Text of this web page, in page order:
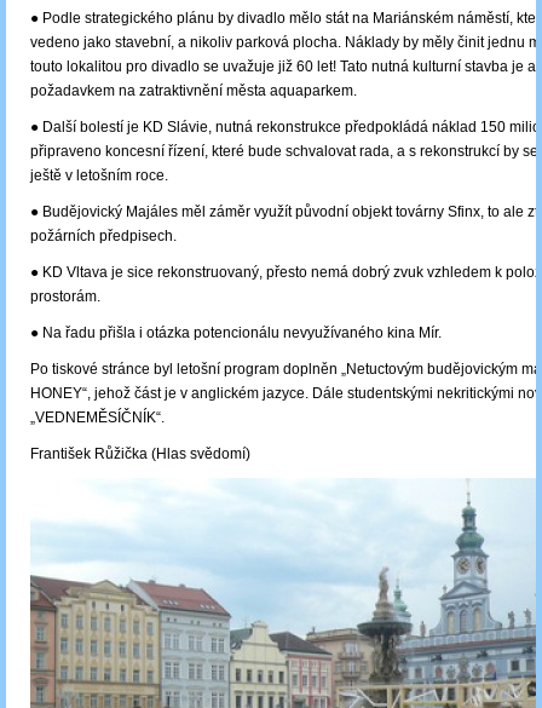
● Podle strategického plánu by divadlo mělo stát na Mariánském náměstí,
vedeno jako stavební, a nikoliv parková plocha. Náklady by měly činit jednu
touto lokalitou pro divadlo se uvažuje již 60 let! Tato nutná kulturní stavba je
požadavkem na zatraktivnění města aquaparkem.
● Další bolestí je KD Slávie, nutná rekonstrukce předpokládá náklad 150
připraveno koncesní řízení, které bude schvalovat rada, a s rekonstrukcí by se
ještě v letošním roce.
● Budějovický Majáles měl záměr využít původní objekt továrny Sfinx, to ale
požárních předpisech.
● KD Vltava je sice rekonstruovaný, přesto nemá dobrý zvuk vzhledem k
prostorám.
● Na řadu přišla i otázka potencionálu nevyužívaného kina Mír.
Po tiskové stránce byl letošní program doplněn „Netuctovým budějovickým
HONEY“, jehož část je v anglickém jazyce. Dále studentskými nekritickými
„VEDNEMĚSÍČNÍK“.
František Růžička (Hlas svědomí)